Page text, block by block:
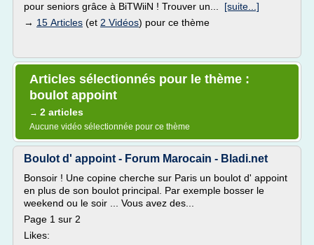
pour seniors grâce à BiTWiiN ! Trouver un... [suite...]
→ 15 Articles (et 2 Vidéos) pour ce thème
Articles sélectionnés pour le thème :
boulot appoint
→ 2 articles
Aucune vidéo sélectionnée pour ce thème
Boulot d' appoint - Forum Marocain - Bladi.net
Bonsoir ! Une copine cherche sur Paris un boulot d' appoint
en plus de son boulot principal. Par exemple bosser le
weekend ou le soir ... Vous avez des...
Page 1 sur 2
Likes: